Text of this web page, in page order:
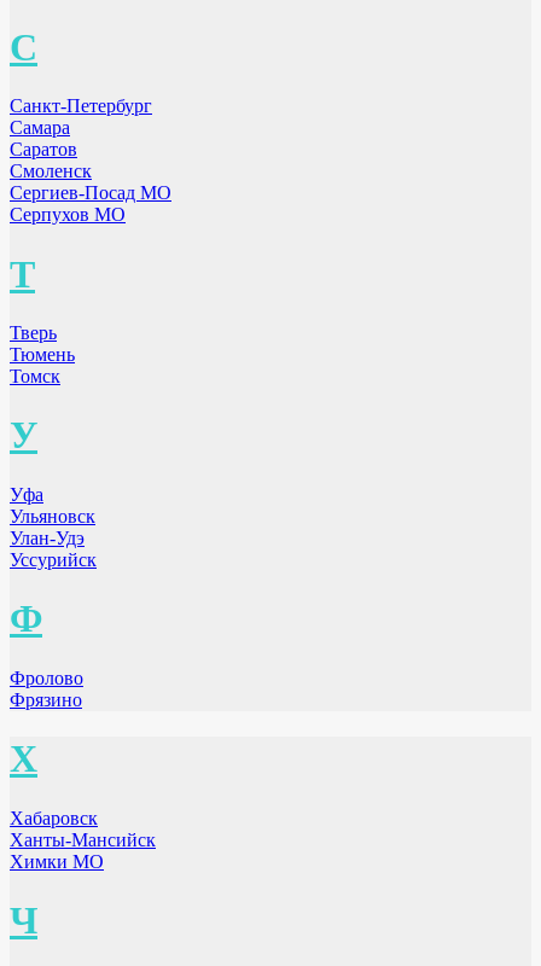
С
Санкт-Петербург
Самара
Саратов
Смоленск
Сергиев-Посад МО
Серпухов МО
Т
Тверь
Тюмень
Томск
У
Уфа
Ульяновск
Улан-Удэ
Уссурийск
Ф
Фролово
Фрязино
Х
Хабаровск
Ханты-Мансийск
Химки МО
Ч